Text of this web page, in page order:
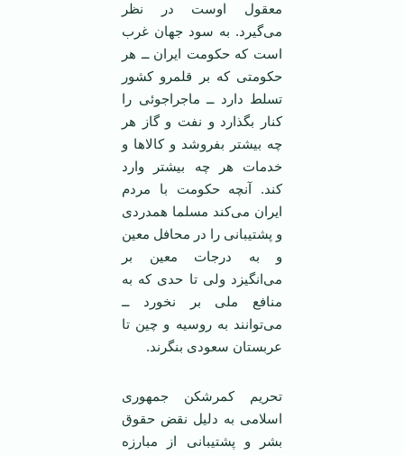
معقول اوست در نظر
می‌گیرد. به سود جهان غرب
است که حکومت ایران ــ هر
حکومتی که بر قلمرو کشور
تسلط دارد ــ ماجراجوئی را
کنار بگذارد و نفت و گاز هر
چه بیشتر بفروشد و کالا‌ها و
خدمات هر چه بیشتر وارد
کند. آنچه حکومت با مردم
ایران می‌کند مسلما همدردی
و پشتیبانی را در محافل معین
و به درجات معین بر
می‌انگیزد ولی تا حدی که به
منافع ملی بر نخورد ــ
می‌توانند به روسیه و چین تا
عربستان سعودی بنگرند.
تحریم کمرشکن جمهوری
اسلامی ‌به دلیل نقض حقوق
بشر و پشتیبانی از مبارزه